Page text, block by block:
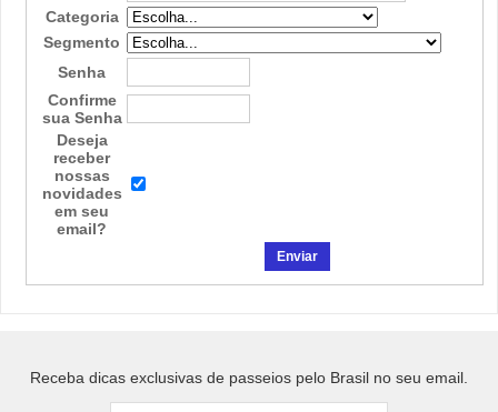
Categoria
Segmento
Senha
Confirme
sua Senha
Deseja
receber
nossas
novidades
em seu
email?
Receba dicas exclusivas de passeios pelo Brasil no seu email.